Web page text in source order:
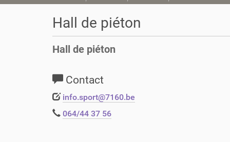
o
u
s
ê
s
i
c
Hall de piéton
Hall de piéton
Contact
info.sport@7160.be
064/44 37 56